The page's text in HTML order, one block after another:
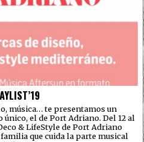
música… te presentamos un
el de Port Adriano. Del 12 al
& LifeStyle de Port Adriano
que cuida la parte musical